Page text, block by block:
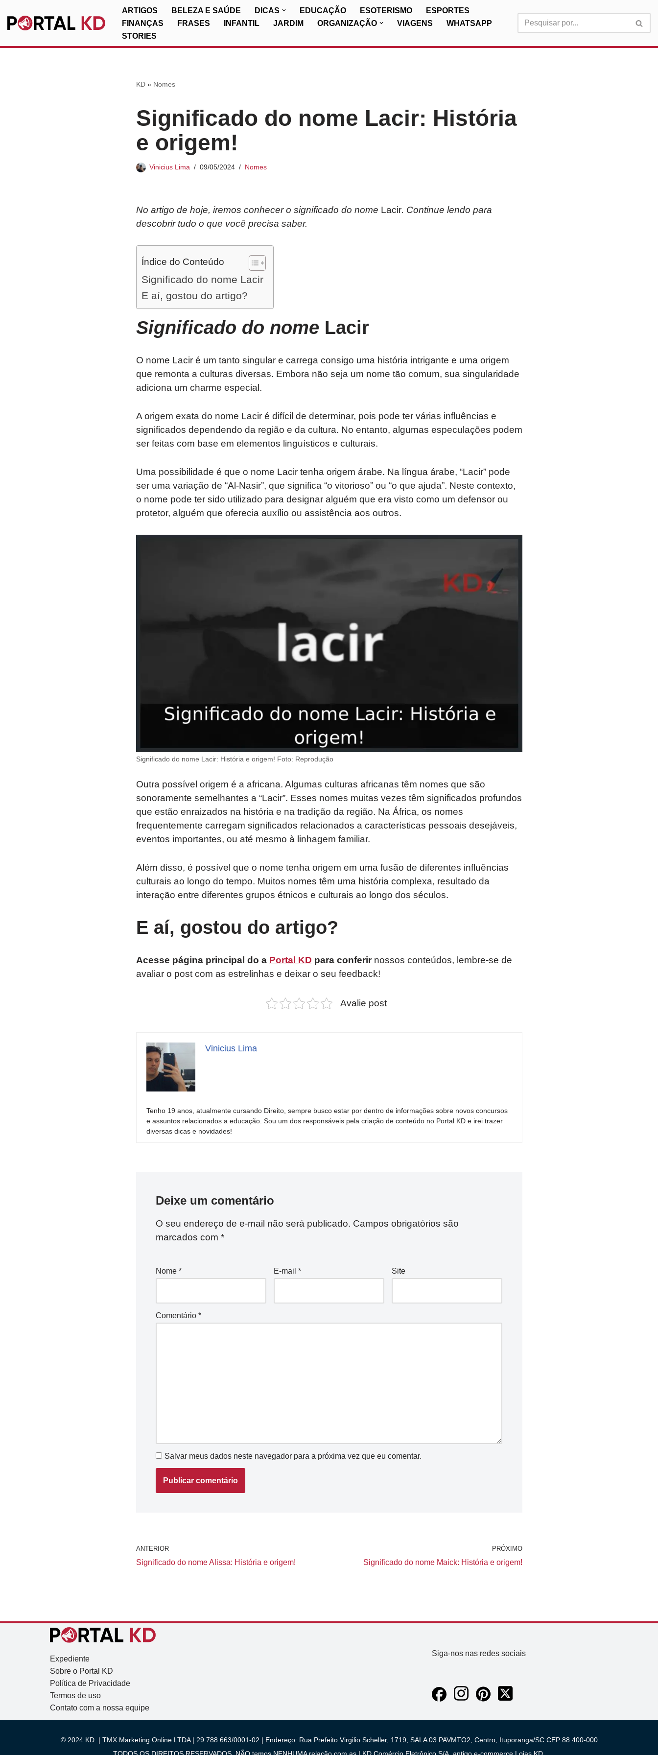
Pular
ARTIGOS BELEZA E SAÚDE DICAS EDUCAÇÃO ESOTERISMO
ESPORTES
FINANÇAS
FRASES INFANTIL JARDIM ORGANIZAÇÃO VIAGENS
WHATSAPP
STORIES
KD» Nomes
Significado do nome Lacir: História
e origem!
Vinicius Lima 09/05/2024 Nomes
No artigo de hoje, iremos conhecer o significado do nome Lacir. Continue lendo para
descobrir tudo o que você precisa saber.
Índice do Conteúdo
Significado do nome Lacir
E aí, gostou do artigo?
Significado do nome Lacir
O nome Lacir é um tanto singular e carrega consigo uma história intrigante e uma origem
que remonta a culturas diversas. Embora não seja um nome tão comum, sua singularidade
adiciona um charme especial.
A origem exata do nome Lacir é difícil de determinar, pois pode ter várias influências e
significados dependendo da região e da cultura. No entanto, algumas especulações podem
ser feitas com base em elementos linguísticos e culturais.
Uma possibilidade é que o nome Lacir tenha origem árabe. Na língua árabe, “Lacir” pode
ser uma variação de “Al-Nasir”, que significa “o vitorioso” ou “o que ajuda”. Neste contexto,
o nome pode ter sido utilizado para designar alguém que era visto como um defensor ou
protetor, alguém que oferecia auxílio ou assistência aos outros.
Significado do nome Lacir: História e origem! Foto: Reprodução
Outra possível origem é a africana. Algumas culturas africanas têm nomes que são
sonoramente semelhantes a “Lacir”. Esses nomes muitas vezes têm significados profundos
que estão enraizados na história e na tradição da região. Na África, os nomes
frequentemente carregam significados relacionados a características pessoais desejáveis,
eventos importantes, ou até mesmo à linhagem familiar.
Além disso, é possível que o nome tenha origem em uma fusão de diferentes influências
culturais ao longo do tempo. Muitos nomes têm uma história complexa, resultado da
interação entre diferentes grupos étnicos e culturais ao longo dos séculos.
E aí, gostou do artigo?
Acesse página principal do a Portal KD para conferirnossos conteúdos, lembre-se de
avaliar o post com as estrelinhas e deixar o seu feedback!
Avalie post
Vinicius Lima
Tenho 19 anos, atualmente cursando Direito, sempre busco estar por dentro de informações sobre novos concursos
e assuntos relacionados a educação. Sou um dos responsáveis pela criação de conteúdo no Portal KD e irei trazer
diversas dicas e novidades!
Deixe um comentário
O seu endereço de e-mail não será publicado. Campos obrigatórios são
marcados com *
Nome * E-mail * Site
Comentário *
Salvar meus dados neste navegador para a próxima vez que eu comentar.
ANTERIOR
Significado do nome Alissa: História e origem!
PRÓXIMO
Significado do nome Maick: História e origem!
Expediente
Sobre o Portal KD
Política de Privacidade
Termos de uso
Contato com a nossa equipe
Siga-nos nas redes sociais
© 2024 KD. | TMX Marketing Online LTDA | 29.788.663/0001-02 | Endereço: Rua Prefeito Virgilio Scheller, 1719, SALA 03 PAVMTO2, Centro, Ituporanga/SC CEP 88.400-000